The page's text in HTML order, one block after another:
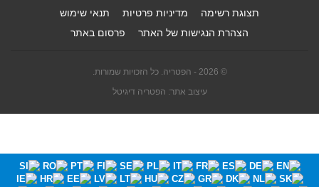
תצוגת רשימה
מדיניות פרטיות
תנאי שימוש
הצהרת הנגישות של האתר
פרסום באתר
© 2026 - הפטריה. כל הזכויות שמורות.
עיצוב אתר: הפטריה דיגיטל